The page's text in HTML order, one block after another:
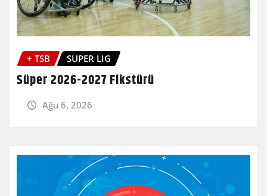
+ TSB SUPER LIG
Süper 2026-2027 Fikstürü
Ağu 6, 2026